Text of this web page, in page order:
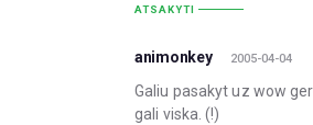
ATSAKYTI
animonkey 2005-04-04
Galiu pasakyt uz wow
gali viska. (!)